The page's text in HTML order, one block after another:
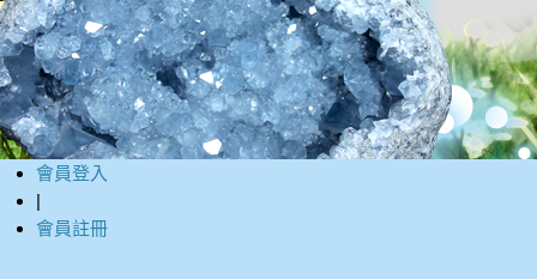
會員登入
|
會員註冊